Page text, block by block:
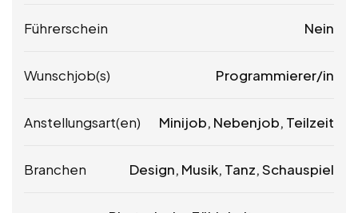
Führerschein Nein
Wunschjob(s) Programmierer/in
Anstellungsart(en) Minijob, Nebenjob, Teilzeit
Branchen Design, Musik, Tanz, Schauspiel